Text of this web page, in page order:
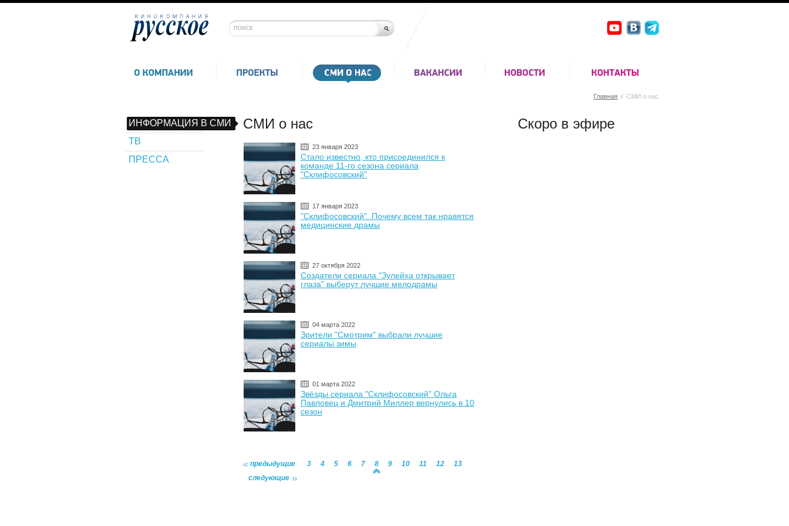
Главная / СМИ о нас
ИНФОРМАЦИЯ В СМИ
ТВ
ПРЕССА
СМИ о нас
23 января 2023
Стало известно, кто присоединился к
команде 11-го сезона сериала
"Склифосовский"
17 января 2023
"Склифосовский". Почему всем так нравятся
медицинские драмы
27 октября 2022
Создатели сериала "Зулейха открывает
глаза" выберут лучшие мелодрамы
04 марта 2022
Зрители "Смотрим" выбрали лучшие
сериалы зимы
01 марта 2022
Звёзды сериала "Склифосовский" Ольга
Павловец и Дмитрий Миллер вернулись в 10
сезон
предыдущие 3 4 5 6 7 8 9 10 11 12
13
следующие
Скоро в эфире